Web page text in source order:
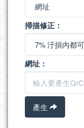
掃描修正：
網址：
產生